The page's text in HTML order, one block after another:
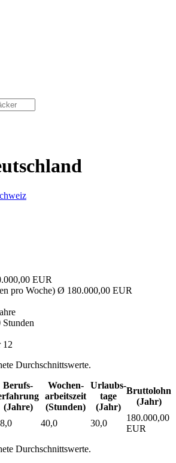
EUR
pro Woche) Ø 180.000,00 EUR
Stunden
12
Durchschnittswerte.
Berufs­
(Jahre)
Wochen­
arbeitszeit
(Stunden)
Urlaubs­
tage
(Jahr)
Bruttolohn
(Jahr)
40,0 30,0
180.000,00
EUR
Durchschnittswerte.